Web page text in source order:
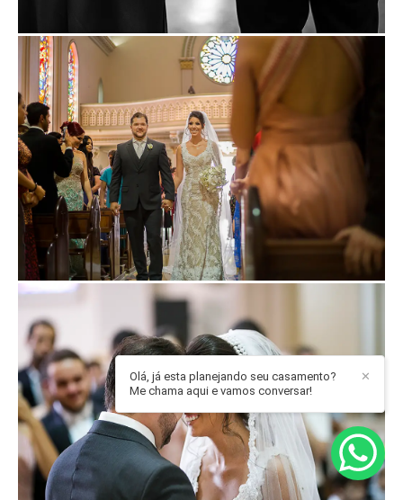
✕
Olá, já esta planejando seu casamento?
Me chama aqui e vamos conversar!